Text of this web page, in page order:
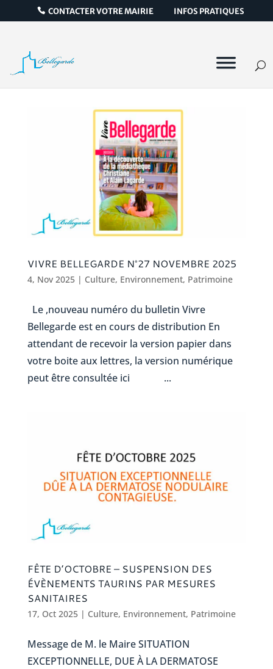
CONTACTER VOTRE MAIRIE INFOS PRATIQUES
VIVRE BELLEGARDE N°27 NOVEMBRE 2025
4, Nov 2025| Culture, Environnement, Patrimoine
Le ,nouveau numéro du bulletin Vivre
Bellegarde est en cours de distribution En
attendant de recevoir la version papier dans
votre boite aux lettres, la version numérique
peut être consultée ici ...
FÊTE D’OCTOBRE – SUSPENSION DES
ÉVÈNEMENTS TAURINS PAR MESURES
SANITAIRES
17, Oct 2025| Culture, Environnement, Patrimoine
Message de M. le Maire SITUATION
EXCEPTIONNELLE, DUE À LA DERMATOSE